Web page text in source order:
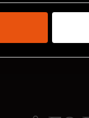
att aktivt
uppgifter
och